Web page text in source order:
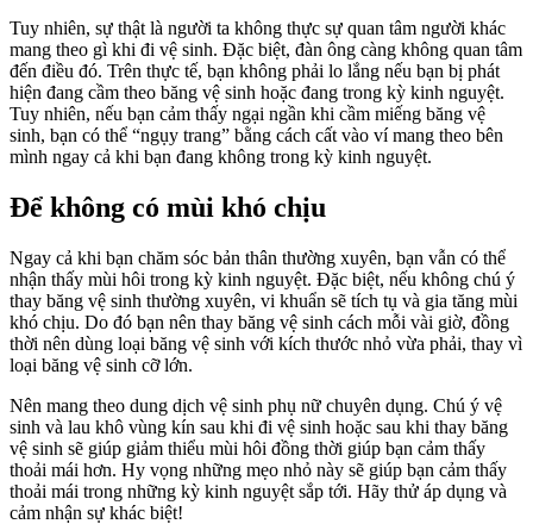
Tuy nhiên, sự thật là người ta không thực sự quan tâm người khác
mang theo gì khi đi vệ sinh. Đặc biệt, đàn ông càng không quan tâm
đến điều đó. Trên thực tế, bạn không phải lo lắng nếu bạn bị phát
hiện đang cầm theo băng vệ sinh hoặc đang trong kỳ kinh nguyệt.
Tuy nhiên, nếu bạn cảm thấy ngại ngần khi cầm miếng băng vệ
sinh, bạn có thể “ngụy trang” bằng cách cất vào ví mang theo bên
mình ngay cả khi bạn đang không trong kỳ kinh nguyệt.
Để không có mùi khó chịu
Ngay cả khi bạn chăm sóc bản thân thường xuyên, bạn vẫn có thể
nhận thấy mùi hôi trong kỳ kinh nguyệt. Đặc biệt, nếu không chú ý
thay băng vệ sinh thường xuyên, vi khuẩn sẽ tích tụ và gia tăng mùi
khó chịu. Do đó bạn nên thay băng vệ sinh cách mỗi vài giờ, đồng
thời nên dùng loại băng vệ sinh với kích thước nhỏ vừa phải, thay vì
loại băng vệ sinh cỡ lớn.
Nên mang theo dung dịch vệ sinh phụ nữ chuyên dụng. Chú ý vệ
sinh và lau khô vùng kín sau khi đi vệ sinh hoặc sau khi thay băng
vệ sinh sẽ giúp giảm thiểu mùi hôi đồng thời giúp bạn cảm thấy
thoải mái hơn. Hy vọng những mẹo nhỏ này sẽ giúp bạn cảm thấy
thoải mái trong những kỳ kinh nguyệt sắp tới. Hãy thử áp dụng và
cảm nhận sự khác biệt!